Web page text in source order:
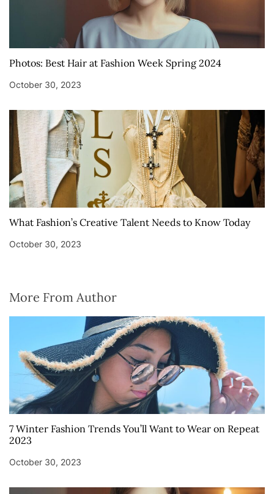
Photos: Best Hair at Fashion Week Spring 2024
October 30, 2023
What Fashion’s Creative Talent Needs to Know Today
October 30, 2023
More From Author
7 Winter Fashion Trends You’ll Want to Wear on Repeat
2023
October 30, 2023